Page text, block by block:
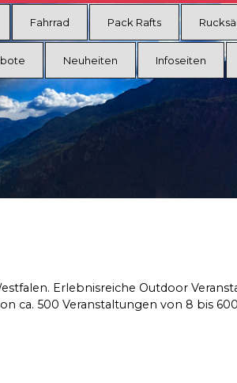
Fahrrad Pack Rafts
Neuheiten Infoseiten
Erlebnisreiche Outdoor
ca. 500 Veranstaltungen von 8 bis